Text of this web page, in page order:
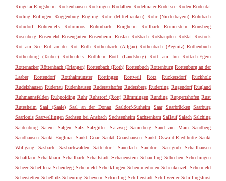
Ringelai Ringsheim Rockenhausen Röckingen Rodalben Rödelmaier Rödelsee Roden Rödental
Roding Röfingen Roggenburg Rögling Rohr (Mittelfranken) Rohr (Niederbayern) Rohrbach
Rohrdorf
Rohrenfels Röhrmoos Röhrnbach Roigheim Röllbach Römerstein
Ronsberg
Rosenberg Rosenfeld Rosengarten Rosenheim Röslau Roßbach Roßhaupten Roßtal Rostock
Rot am See Rot an der Rot Roth Röthenbach (Allgäu) Röthenbach (Pegnitz) Rothenbuch
Rothenburg (Tauber)
Rothenfels Röthlein Rott (Landsberg) Rott am Inn
Rottach-Egern
Rottenacker Röttenbach (Erlangen) Röttenbach (Roth) Rottenbuch Rottenburg Rottenburg an der
Laaber
Rottendorf Rotthalmünster Röttingen Rottweil Rötz Rückersdorf
Rückholz
Rudelzhausen Rüdenau Rüdenhausen Ruderatshofen Rudersberg Ruderting Rugendorf Rügland
Ruhmannsfelden Ruhpolding Ruhr Ruhstorf (Rott) Rümmingen Runding Ruppertshofen Rust
Rutesheim
Saal (Saale) Saal an der Donau Saaldorf-Surheim Saar Saarbrücken
Saarburg
Saarlouis Saarwellingen Sachsen bei Ansbach Sachsenheim Sachsenkam Sailauf Salach Salching
Saldenburg
Salem Salgen Salz Salzgitter Salzweg Samerberg Sand am Main
Sandberg
Sandhausen Sankt Englmar Sankt Goar Sankt Goarshausen Sankt Oswald-Riedlhütte Sankt
Wolfgang
Sasbach Sasbachwalden Satteldorf Sauerlach Sauldorf Saulgrub
Schaffhausen
Schäftlarn Schalkham Schallbach Schallstadt Schauenstein Schaufling Schechen Schechingen
Scheer Schefflenz Scheidegg Scheinfeld Schelklingen Schemmerhofen Schenkenzell Schernfeld
Scherstetten Scheßlitz Scheuring Scheyern Schierling Schifferstadt Schiffweiler Schillingsfürst